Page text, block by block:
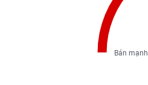
Bán mạnh